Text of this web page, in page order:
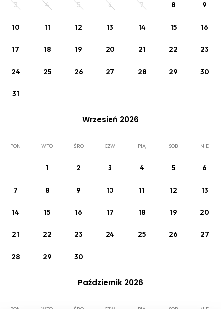
Wybierz datę pobytu
3 4 5 6 7 8 9
10 11 12 13 14 15 16
17 18 19 20 21 22 23
24 25 26 27 28 29 30
31
Wrzesień 2026
PON WTO ŚRO CZW PIĄ SOB NIE
1 2 3 4 5 6
7 8 9 10 11 12 13
14 15 16 17 18 19 20
21 22 23 24 25 26 27
28 29 30
Październik 2026
2 x Dorośli , 0 x Dziecko
Szczyrk Zmień